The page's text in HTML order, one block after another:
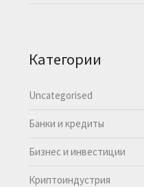
Категории
Uncategorised
Банки и кредиты
Бизнес и инвестиции
Криптоиндустрия